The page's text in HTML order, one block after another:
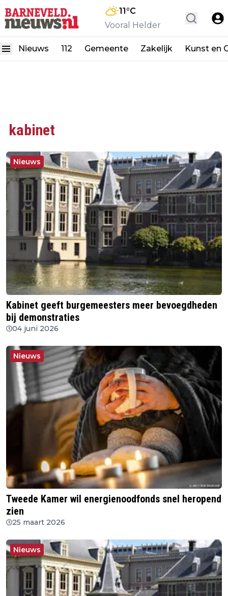
11°C
Vooral Helder
Nieuws 112 Gemeente Zakelijk Kunst en
kabinet
Nieuws
Kabinet geeft burgemeesters meer bevoegdheden
bij demonstraties
04 juni 2026
Nieuws
Tweede Kamer wil energienoodfonds snel heropend
zien
25 maart 2026
Nieuws